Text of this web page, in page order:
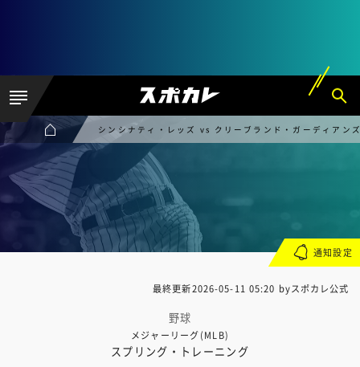
シンシナティ・レッズ vs クリーブランド・ガーディアン
最終更新2026-05-11 05:20 byスポカレ公式
野球
メジャーリーグ(MLB)
スプリング・トレーニング
通知設定